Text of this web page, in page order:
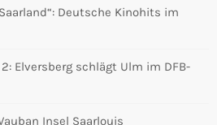
Deutsche Kinohits im
Elversberg schlägt Ulm im DFB-
Insel Saarlouis